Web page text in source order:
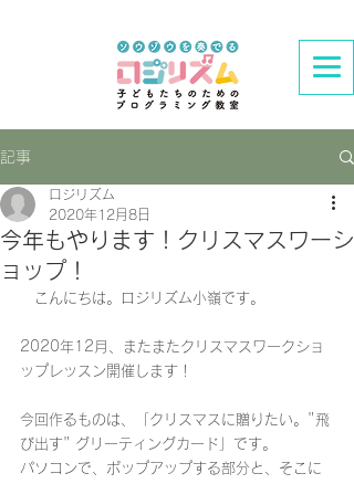
記事
今年もやります！クリスマスワーシ
ョップ！
ロジリズム
2020年12月8日
こんにちは。ロジリズム小嶺です。
2020年12月、またまたクリスマスワークショ
ップレッスン開催します！
今回作るものは、「クリスマスに贈りたい。"飛
び出す" グリーティングカード」です。
パソコンで、ポップアップする部分と、そこに